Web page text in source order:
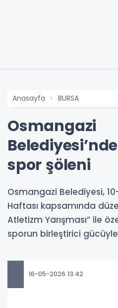
Anasayfa BURSA
Osmangazi
spor şöleni
Osmangazi Belediyesi,
Haftası kapsamında
Atletizm Yarışması” ile
sporun birleştirici
16-05-2026 13:42